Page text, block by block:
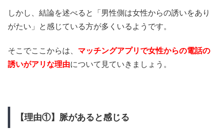
しかし、結論を述べると「男性側は女性からの誘いをあり
がたい」と感じている方が多くいるようです。
そこでここからは、 マッチングアプリで女性からの電話の
誘いがアリな理由について見ていきましょう。
【理由①】脈があると感じる